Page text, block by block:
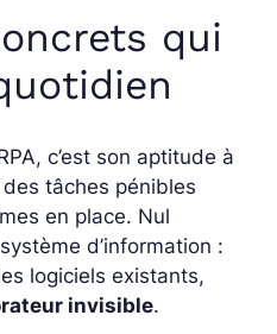
qui
c’est son aptitude à
tâches pénibles
en place. Nul
d’information :
logiciels existants,
invisible.